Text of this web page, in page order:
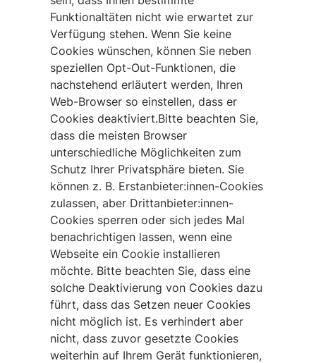
Funktionaltäten nicht wie erwartet zur
Verfügung stehen. Wenn Sie keine
Cookies wünschen, können Sie neben
speziellen Opt-Out-Funktionen, die
nachstehend erläutert werden, Ihren
Web-Browser so einstellen, dass er
Cookies deaktiviert.Bitte beachten Sie,
dass die meisten Browser
unterschiedliche Möglichkeiten zum
Schutz Ihrer Privatsphäre bieten. Sie
können z. B. Erstanbieter:innen-Cookies
zulassen, aber Drittanbieter:innen-
Cookies sperren oder sich jedes Mal
benachrichtigen lassen, wenn eine
Webseite ein Cookie installieren
möchte. Bitte beachten Sie, dass eine
solche Deaktivierung von Cookies dazu
führt, dass das Setzen neuer Cookies
nicht möglich ist. Es verhindert aber
nicht, dass zuvor gesetzte Cookies
weiterhin auf Ihrem Gerät funktionieren,